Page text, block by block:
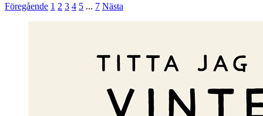
Föregående 1 2 3 4 5 ... 7 Nästa